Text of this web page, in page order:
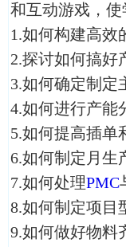
和互动游戏，使
1.如何构建高效
2.探讨如何搞好
3.如何确定制定
4.如何进行产能
5.如何提高插单
6.如何制定月生
7.如何处理PMC
8.如何制定项目
9.如何做好物料